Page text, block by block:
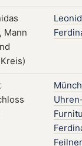
Feilner